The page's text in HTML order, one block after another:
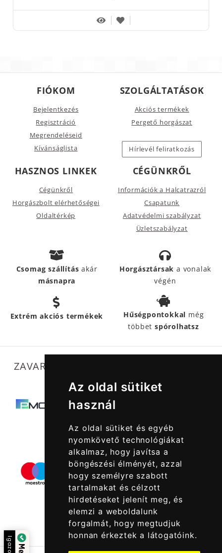
Az oldal sütiket
használ
Az oldal sütiket és egyéb
nyomkövető technológiákat
alkalmaz, hogy javítsa a
böngészési élményét, azzal
hogy személyre szabott
tartalmakat és célzott
hirdetéseket jelenít meg, és
elemzi a weboldalunk
forgalmát, hogy megtudjuk
honnan érkeztek a látogatóink.
FIÓKOM
Bejelentkezés
Regisztráció
Megrendeléseid
Kívánságlista
SZOLGÁLTATÁSOK
Akciós termékek
Pergető horgászat
Hírlevél feliratkozás
HASZNOS LINKEK
Cégünkről
Horgászbolt elérhetőségei
Oldaltérkép
CÉGÜNKRŐL
Információk a Halcatrazról
Csapatunk
Adatvédelmi szabályzat
Üzletszabályzat
Csomag szállításakár
másnapra
Horgásztársak a vonalak
végén
Extrém akciós termékek Hűségpontokkal még
többetspórolhatsz
ZAVARTALAN MŰKÖDÉSÜNKET SEGÍTIK